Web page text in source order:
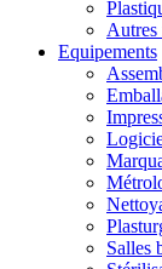
Autres
Equipements
Salles